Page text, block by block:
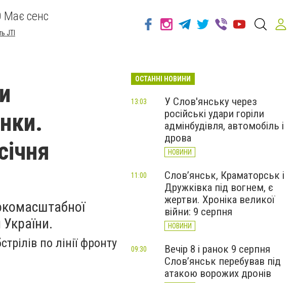
Має сенс
JTI
України.
по лінії фронту
ОСТАННІ НОВИНИ
У Слов'янську через
російські удари горіли
адмінбудівля, автомобіль і
дрова
НОВИНИ
13:03
Слов’янськ, Краматорськ і
Дружківка під вогнем, є
жертви. Хроніка великої
війни: 9 серпня
НОВИНИ
11:00
Вечір 8 і ранок 9 серпня
Слов’янськ перебував під
атакою ворожих дронів
09:30